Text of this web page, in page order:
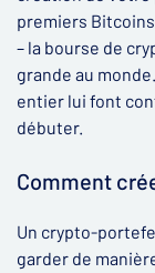
premiers
– la bourse de
grande au
entier lui font
débuter.
Comment
Un crypto-
garder de